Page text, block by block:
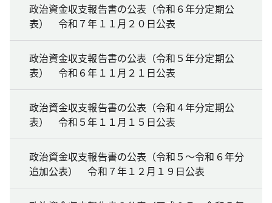
政治資金収支報告書の公表（令和６年分定期公
表） 令和７年１１月２０日公表
政治資金収支報告書の公表（令和５年分定期公
表） 令和６年１１月２１日公表
政治資金収支報告書の公表（令和４年分定期公
表） 令和５年１１月１５日公表
政治資金収支報告書の公表（令和５～令和６年分
追加公表） 令和７年１２月１９日公表